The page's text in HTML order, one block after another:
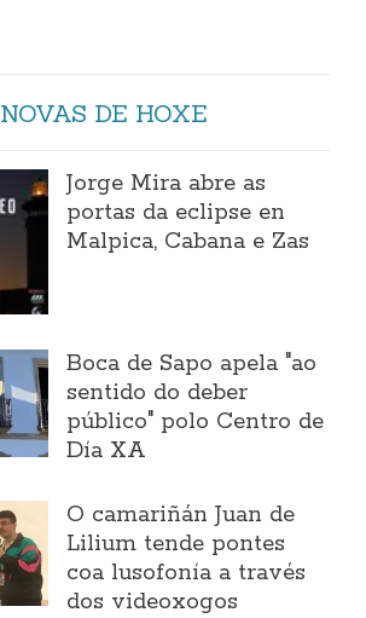
NOVAS DE HOXE
Jorge Mira abre as
portas da eclipse en
Malpica, Cabana e Zas
Boca de Sapo apela "ao
sentido do deber
público" polo Centro de
Día XA
O camariñán Juan de
Lilium tende pontes
coa lusofonía a través
dos videoxogos